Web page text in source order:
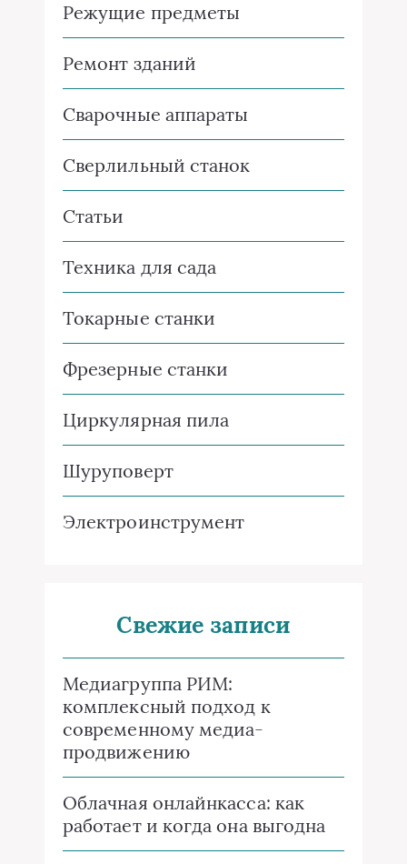
Режущие предметы
Ремонт зданий
Сварочные аппараты
Сверлильный станок
Статьи
Техника для сада
Токарные станки
Фрезерные станки
Циркулярная пила
Шуруповерт
Электроинструмент
Свежие записи
Медиагруппа РИМ:
комплексный подход к
современному медиа-
продвижению
Облачная онлайнкасса: как
работает и когда она выгодна